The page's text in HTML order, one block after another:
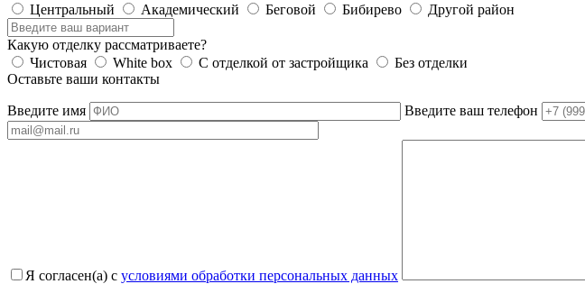
Центральный
Академический Беговой Бибирево Другой район
Какую отделку рассматриваете?
Чистовая
White box С отделкой от застройщика
Без отделки
Оставьте ваши контакты
Введите имя Введите ваш телефон
Я согласен(а) с условиями обработки персональных данных